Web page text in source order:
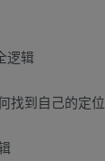
逻辑
找到自己的定位